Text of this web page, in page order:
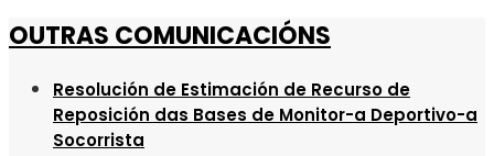
OUTRAS COMUNICACIÓNS
Resolución de Estimación de Recurso de
Reposición das Bases de Monitor-a Deportivo-a
Socorrista